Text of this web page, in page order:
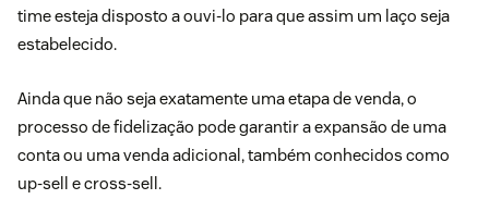
time esteja disposto a ouvi-lo para que assim um laço seja
estabelecido.
Ainda que não seja exatamente uma etapa de venda, o
processo defidelização pode garantir a expansão de uma
conta ou uma venda adicional, também conhecidos como
up-sell e cross-sell.